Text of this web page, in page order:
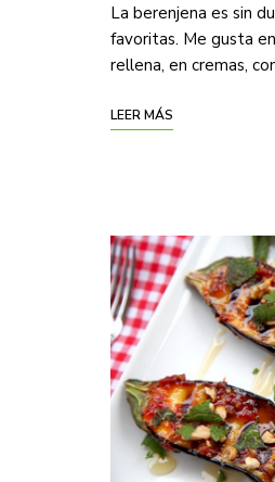
La berenjena es sin
favoritas. Me gusta
rellena, en cremas,
LEER MÁS